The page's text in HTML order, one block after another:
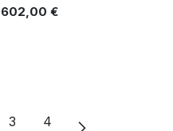
602,00 €
3 4